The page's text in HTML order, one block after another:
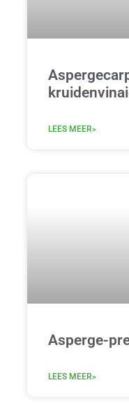
LEES MEER»
Asperge-
LEES MEER»